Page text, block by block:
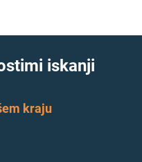
iskanji
kraju